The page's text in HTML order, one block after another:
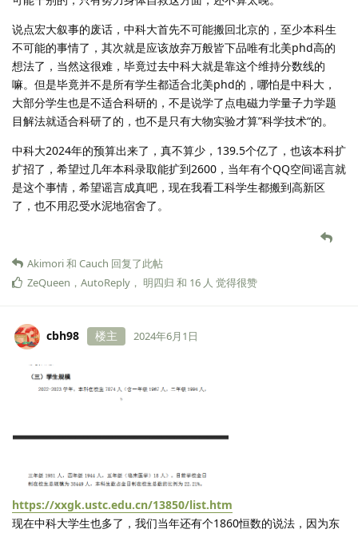
说点宏大叙事的废话，中科大首先不可能搬回北京的，至少本科生
不可能的事情了，其次就是应该放弃万般皆下品唯有北美phd高的
想法了，当然这很难，毕竟过去中科大就是靠这个维持分数线的
嘛。但是毕竟并不是所有学生都适合北美phd的，哪怕是中科大，
大部分学生也是不适合科研的，不是说学了点电磁力学量子力学题
目解法就适合科研了的，也不是只有大物实验才算”科学技术“的。
中科大2024年的预算出来了，真不算少，139.5个亿了，也该本科扩
扩招了，希望过几年本科录取能扩到2600，当年有个QQ空间谣言就
是这个事情，希望谣言成真吧，现在我看工科学生都搬到高新区
了，也不用忍受水泥地宿舍了。
Akimori和 Cauch 回复了此帖
ZeQueen ， AutoReply ， 明四归 和 16 人 觉得很赞
cbh98 楼主 2024年6月1日
https://xxgk.ustc.edu.cn/13850/list.htm
现在中科大学生也多了，我们当年还有个1860恒数的说法，因为东